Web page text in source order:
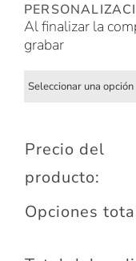
Al finalizar la
grabar
Precio del
producto:
Opciones